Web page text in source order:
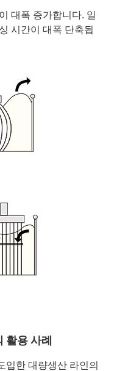
대폭 증가합니다. 일
시간이 대폭 단축됩
활용 사례
입한 대량생산 라인의